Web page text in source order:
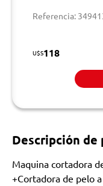
Referencia:
U$S118
Descripción de
Maquina cortadora
+Cortadora de pelo